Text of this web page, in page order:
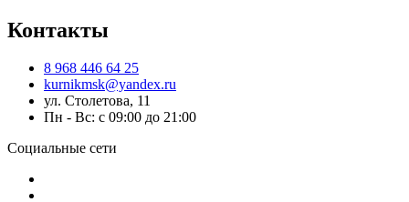
Контакты
8 968 446 64 25
kurnikmsk@yandex.ru
ул. Столетова, 11
Пн - Вс: с 09:00 до 21:00
Социальные сети